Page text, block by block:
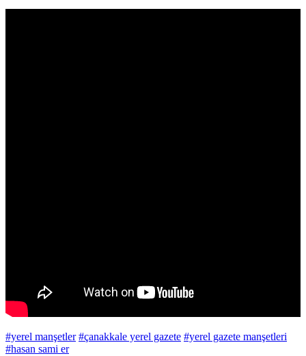
#yerel manşetler #çanakkale yerel gazete #yerel gazete manşetleri
#hasan sami er